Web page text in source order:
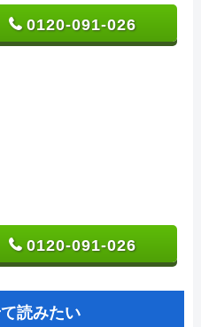
0120-091-026
0120-091-026
読みたい